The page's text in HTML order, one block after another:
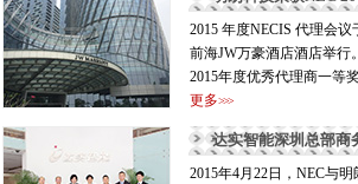
2015 年度NECIS 代理会
前海JW万豪酒店酒店举行
2015年度优秀代理商一等
更多>>>
达实智能深圳总部商
2015年4月22日，NEC与